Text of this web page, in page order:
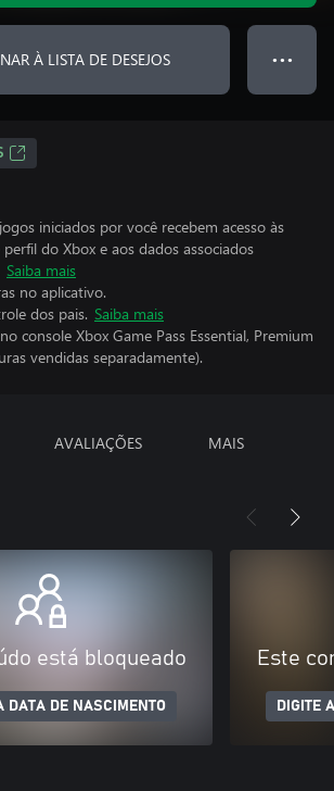
À LISTA DE DESEJOS ● ● ●
iniciados por você recebem acesso às
do Xbox e aos dados associados
Saiba mais
no aplicativo.
dos pais. Saiba mais
console Xbox Game Pass Essential, Premium
vendidas separadamente).
AVALIAÇÕES MAIS
está bloqueado
DATA DE NASCIMENTO
Este
DIGITE